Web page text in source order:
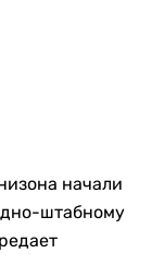
начали
штабному